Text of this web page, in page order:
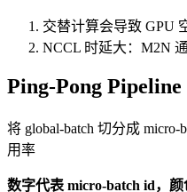
交替计算会导致 GPU
NCCL 时延大：M2N
Ping-Pong
将 global-batch 切分成
用率
数字代表 micro-batch id，